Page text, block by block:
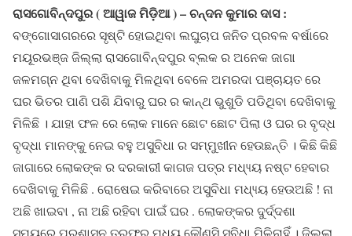
ରାସଗୋବିନ୍ଦପୁର ( ଆୱାଜ ମିଡ଼ିଆ ) – ଚନ୍ଦନ କୁମାର ଦାସ :
ବଙ୍ଗୋସାଗରରେ ସୃଷ୍ଟି ହୋଇଥିବା ଲଘୁଚାପ ଜନିତ ପ୍ରବଳ ବର୍ଷାରେ
ମୟୂରଭଞ୍ଜ ଜିଲ୍ଲା ରାସଗୋବିନ୍ଦପୁର ବ୍ଲକ ର ଅନେକ ଜାଗା
ଜଳମଗ୍ନ ଥିବା ଦେଖିବାକୁ ମିଳଥିବା ବେଳେ ଅମରଦା ପଞ୍ଚାୟତ ରେ
ଘର ଭିତର ପାଣି ପଶି ଯିବାରୁ ଘର ର କାନ୍ଥ ଭୁଶୁଡି ପଡିଥିବା ଦେଖିବାକୁ
ମିଳିଛି । ଯାହା ଫଳ ରେ ଲୋକ ମାନେ ଛୋଟ ଛୋଟ ପିଲା ଓ ଘର ର ବୃଦ୍ଧ
ବୃଦ୍ଧା ମାନଙ୍କୁ ନେଇ ବହୁ ଅସୁବିଧା ର ସମ୍ମୁଖୀନ ହେଉଛନ୍ତି । କିଛି କିଛି
ଜାଗାରେ ଲୋକଙ୍କ ର ଦରକାରୀ କାଗଜ ପତ୍ର ମଧ୍ୟ୍ୟ ନଷ୍ଟ ହେବାର
ଦେଖିବାକୁ ମିଳିଛି . ରୋଷେଇ କରିବାରେ ଅସୁବିଧା ମଧ୍ୟ୍ୟ ହେଉଅଛି ! ନା
ଅଛି ଖାଇବା , ନା ଅଛି ରହିବା ପାଇଁ ଘର . ଲୋକଙ୍କର ଦୁର୍ଦ୍ଦଶା
ସମୟରେ ପ୍ରଶାସନ ତରଫରୁ ମଧ୍ୟ କୌଣସି ସୁବିଧା ମିଳିନାହିଁ । ଜିଲ୍ଲା